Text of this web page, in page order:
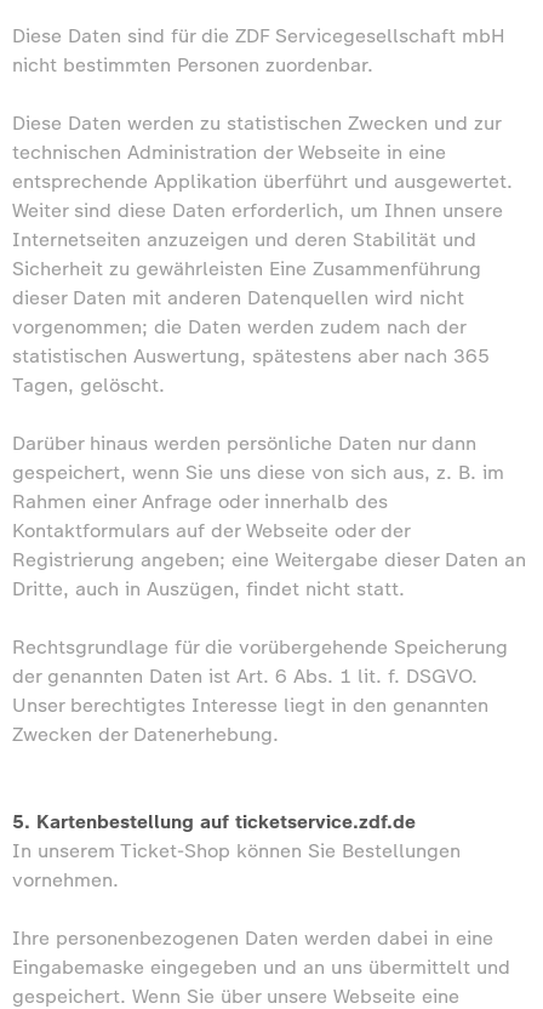
Diese Daten sind für die ZDF Servicegesellschaft mbH
nicht bestimmten Personen zuordenbar.
Diese Daten werden zu statistischen Zwecken und zur
technischen Administration der Webseite in eine
entsprechende Applikation überführt und ausgewertet.
Weiter sind diese Daten erforderlich, um Ihnen unsere
Internetseiten anzuzeigen und deren Stabilität und
Sicherheit zu gewährleisten Eine Zusammenführung
dieser Daten mit anderen Datenquellen wird nicht
vorgenommen; die Daten werden zudem nach der
statistischen Auswertung, spätestens aber nach 365
Tagen, gelöscht.
Darüber hinaus werden persönliche Daten nur dann
gespeichert, wenn Sie uns diese von sich aus, z. B. im
Rahmen einer Anfrage oder innerhalb des
Kontaktformulars auf der Webseite oder der
Registrierung angeben; eine Weitergabe dieser Daten an
Dritte, auch in Auszügen, findet nicht statt.
Rechtsgrundlage für die vorübergehende Speicherung
der genannten Daten ist Art. 6 Abs. 1 lit. f. DSGVO.
Unser berechtigtes Interesse liegt in den genannten
Zwecken der Datenerhebung.
5. Kartenbestellung auf ticketservice.zdf.de
In unserem Ticket-Shop können Sie Bestellungen
vornehmen.
Ihre personenbezogenen Daten werden dabei in eine
Eingabemaske eingegeben und an uns übermittelt und
gespeichert. Wenn Sie über unsere Webseite eine